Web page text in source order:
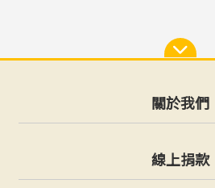
關於我們
線上捐款